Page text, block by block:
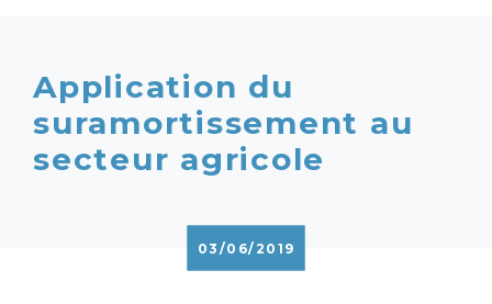
Application du
suramortissement au
secteur agricole
03/06/2019